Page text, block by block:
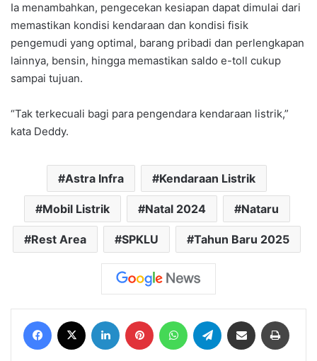
Ia menambahkan, pengecekan kesiapan dapat dimulai dari
memastikan kondisi kendaraan dan kondisi fisik
pengemudi yang optimal, barang pribadi dan perlengkapan
lainnya, bensin, hingga memastikan saldo e-toll cukup
sampai tujuan.
“Tak terkecuali bagi para pengendara kendaraan listrik,”
kata Deddy.
Astra Infra Kendaraan Listrik
Mobil Listrik Natal 2024 Nataru
Rest Area SPKLU Tahun Baru 2025
Facebook LinkedIn Pinterest WhatsAppTelegram Share via Email